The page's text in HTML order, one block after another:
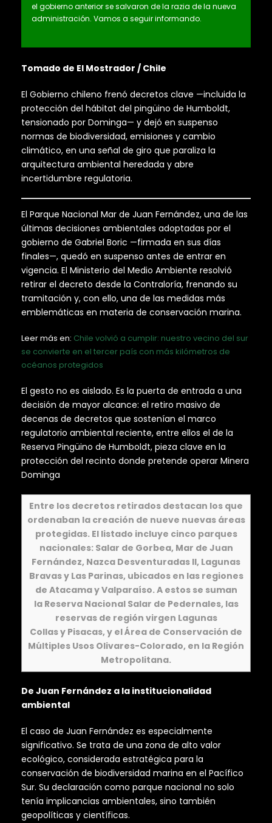
el gobierno anterior se salvaron de la razia de la nueva
administración. Vamos a seguir informando.
Tomado de El Mostrador / Chile
El Gobierno chileno frenó decretos clave —incluida la
protección del hábitat del pingüino de Humboldt,
tensionado por Dominga— y dejó en suspenso
normas de biodiversidad, emisiones y cambio
climático, en una señal de giro que paraliza la
arquitectura ambiental heredada y abre
incertidumbre regulatoria.
El Parque Nacional Mar de Juan Fernández, una de las
últimas decisiones ambientales adoptadas por el
gobierno de Gabriel Boric —firmada en sus días
finales—, quedó en suspenso antes de entrar en
vigencia. El Ministerio del Medio Ambiente resolvió
retirar el decreto desde la Contraloría, frenando su
tramitación y, con ello, una de las medidas más
emblemáticas en materia de conservación marina.
Leer más en: Chile volvió a cumplir: nuestro vecino del sur
se convierte en el tercer país con más kilómetros de
océanos protegidos
El gesto no es aislado. Es la puerta de entrada a una
decisión de mayor alcance: el retiro masivo de
decenas de decretos que sostenían el marco
regulatorio ambiental reciente, entre ellos el de la
Reserva Pingüino de Humboldt, pieza clave en la
protección del recinto donde pretende operar Minera
Dominga
Entre los decretos retirados destacan los que
ordenaban la creación de nueve nuevas áreas
protegidas. El listado incluye cinco parques
nacionales: Salar de Gorbea, Mar de Juan
Fernández, Nazca Desventuradas II, Lagunas
Bravas y Las Parinas, ubicados en las regiones
de Atacama y Valparaíso. A estos se suman
la Reserva Nacional Salar de Pedernales, las
reservas de región virgen Lagunas
Collas y Pisacas, y el Área de Conservación de
Múltiples Usos Olivares-Colorado, en la Región
Metropolitana.
De Juan Fernández a la institucionalidad
ambiental
El caso de Juan Fernández es especialmente
significativo. Se trata de una zona de alto valor
ecológico, considerada estratégica para la
conservación de biodiversidad marina en el Pacífico
Sur. Su declaración como parque nacional no solo
tenía implicancias ambientales, sino también
geopolíticas y científicas.